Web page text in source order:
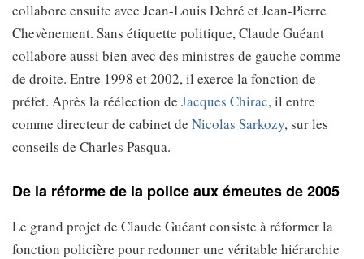
collabore ensuite avec Jean-Louis Debré et Jean-Pierre
Chevènement. Sans étiquette politique, Claude Guéant
collabore aussi bien avec des ministres de gauche comme
de droite. Entre 1998 et 2002, il exerce la fonction de
préfet. Après la réélection de Jacques Chirac, il entre
comme directeur de cabinet de Nicolas Sarkozy, sur les
conseils de Charles Pasqua.
De la réforme de la police aux émeutes de 2005
Le grand projet de Claude Guéant consiste à réformer la
fonction policière pour redonner une véritable hiérarchie